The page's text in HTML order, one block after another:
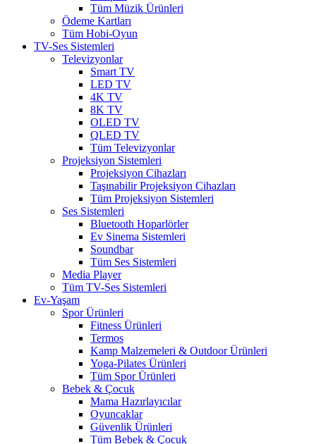
Tüm Müzik Ürünleri
Ödeme Kartları
Tüm Hobi-Oyun
TV-Ses Sistemleri
Televizyonlar
Smart TV
LED TV
4K TV
8K TV
OLED TV
QLED TV
Tüm Televizyonlar
Projeksiyon Sistemleri
Projeksiyon Cihazları
Taşınabilir Projeksiyon Cihazları
Tüm Projeksiyon Sistemleri
Ses Sistemleri
Bluetooth Hoparlörler
Ev Sinema Sistemleri
Soundbar
Tüm Ses Sistemleri
Media Player
Tüm TV-Ses Sistemleri
Ev-Yaşam
Spor Ürünleri
Fitness Ürünleri
Termos
Kamp Malzemeleri & Outdoor Ürünleri
Yoga-Pilates Ürünleri
Tüm Spor Ürünleri
Bebek & Çocuk
Mama Hazırlayıcılar
Oyuncaklar
Güvenlik Ürünleri
Tüm Bebek & Çocuk